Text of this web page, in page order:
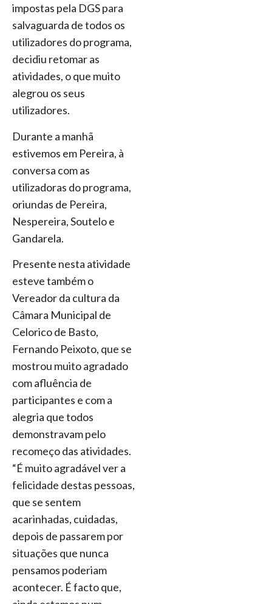
impostas pela DGS para
salvaguarda de todos os
utilizadores do programa,
decidiu retomar as
atividades, o que muito
alegrou os seus
utilizadores.
Durante a manhã
estivemos em Pereira, à
conversa com as
utilizadoras do programa,
oriundas de Pereira,
Nespereira, Soutelo e
Gandarela.
Presente nesta atividade
esteve também o
Vereador da cultura da
Câmara Municipal de
Celorico de Basto,
Fernando Peixoto, que se
mostrou muito agradado
com afluência de
participantes e com a
alegria que todos
demonstravam pelo
recomeço das atividades.
“É muito agradável ver a
felicidade destas pessoas,
que se sentem
acarinhadas, cuidadas,
depois de passarem por
situações que nunca
pensamos poderiam
acontecer. É facto que,